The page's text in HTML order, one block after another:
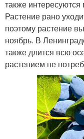
также
Растение рано
поэтому растение
ноябрь. В
также длится всю
растением не